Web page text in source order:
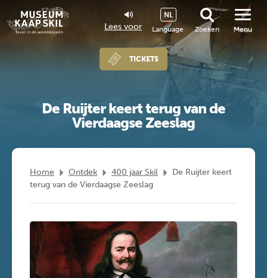
Lees voor Language
NL
Zoeken
TICKETS
Menu
De Ruijter keert terug van de
Vierdaagse Zeeslag
Home Ontdek 400 jaar Skil
De Ruijter keert
terug van de Vierdaagse Zeeslag